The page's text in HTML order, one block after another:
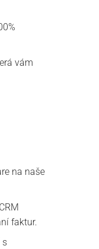
vám
na naše
faktur.
s